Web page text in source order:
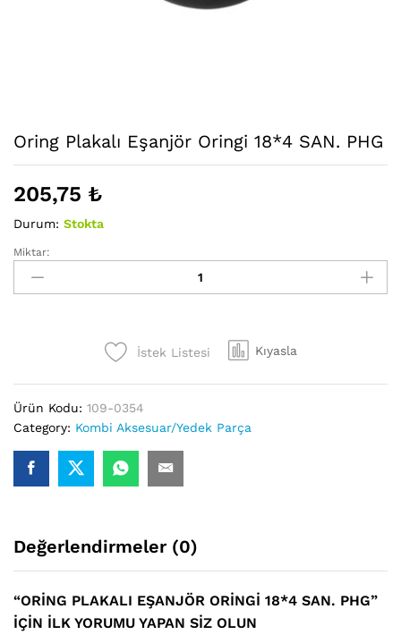
Oring Plakalı Eşanjör Oringi 18*4 SAN. PHG
205,75 ₺
Durum: Stokta
Oring
Plakalı
Eşanjör
Miktar:
İstek Listesi Kıyasla
Ürün Kodu: 109-0354
Category: Kombi Aksesuar/Yedek Parça
Değerlendirmeler (0)
“ORING PLAKALI EŞANJÖR ORINGI 18*4 SAN. PHG”
IÇIN ILK YORUMU YAPAN SIZ OLUN